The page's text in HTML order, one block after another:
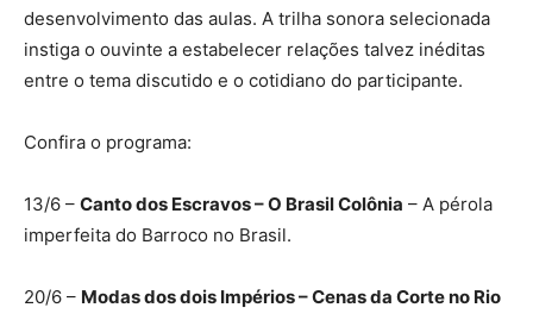
desenvolvimento das aulas. A trilha sonora selecionada
instiga o ouvinte a estabelecer relações talvez inéditas
entre o tema discutido e o cotidiano do participante.
Confira o programa:
13/6 – Canto dos Escravos – O Brasil Colônia – A pérola
imperfeita do Barroco no Brasil.
20/6 – Modas dos dois Impérios – Cenas da Corte no Rio